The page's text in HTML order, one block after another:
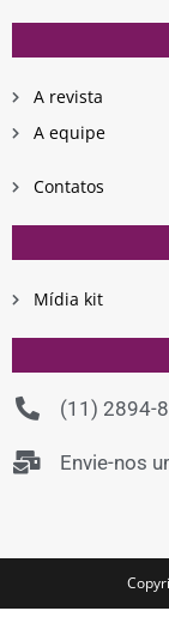
A revista
A equipe
Contatos
Mídia kit
(11) 2894-
Envie-nos